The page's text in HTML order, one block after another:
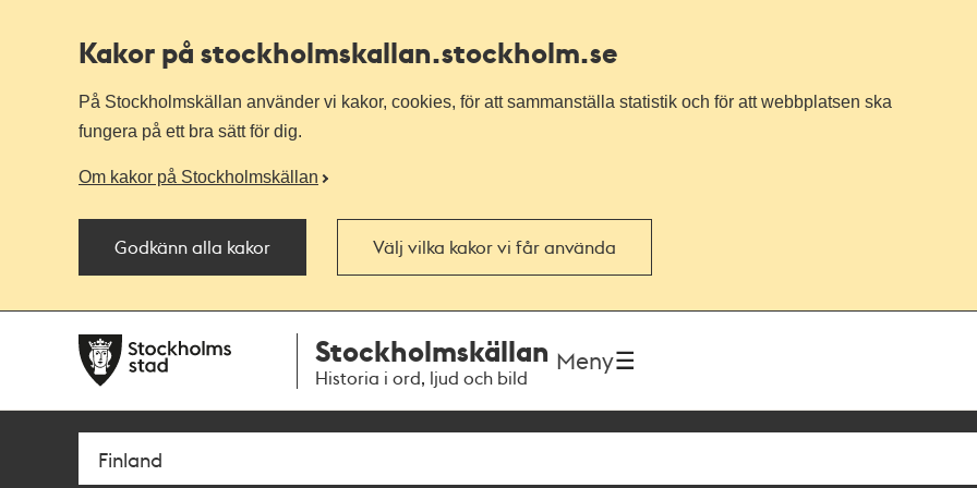
Kakor på stockholmskallan.stockholm.se
På Stockholmskällan använder vi kakor, cookies, för att sammanställa statistik och för att webbplatsen ska
fungera på ett bra sätt för dig.
Om kakor på Stockholmskällan
Godkänn alla kakor Välj vilka kakor vi får använda
navigationen
huvudinnehållet
Stockholmskällan
Historia i ord, ljud och bild
Meny
Sök